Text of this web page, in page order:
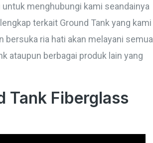
menghubungi kami seandainya
terkait Ground Tank yang kami
bersuka ria hati akan melayani semua
ataupun berbagai produk lain yang
Tank Fiberglass